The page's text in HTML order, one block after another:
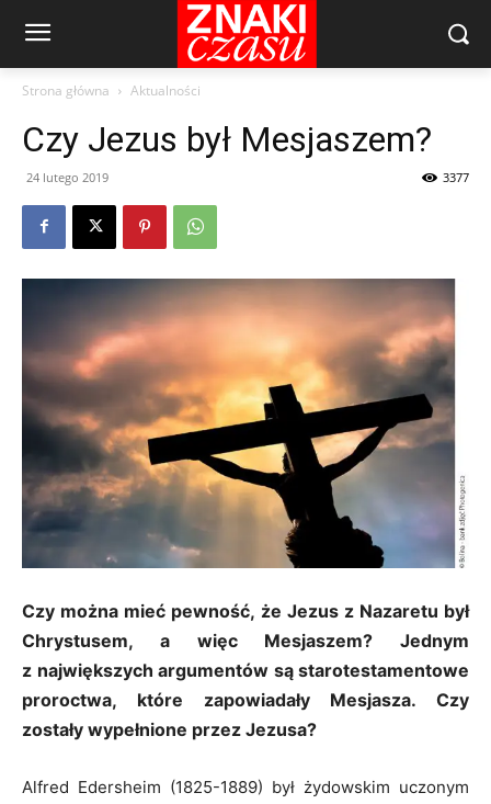
Strona główna Aktualności
Czy Jezus był Mesjaszem?
24 lutego 2019 3377
Czy można mieć pewność, że Jezus z Nazaretu był
Chrystusem, a więc Mesjaszem? Jednym
z największych argumentów są starotestamentowe
proroctwa, które zapowiadały Mesjasza. Czy
zostały wypełnione przez Jezusa?
Alfred Edersheim (1825-1889) był żydowskim uczonym